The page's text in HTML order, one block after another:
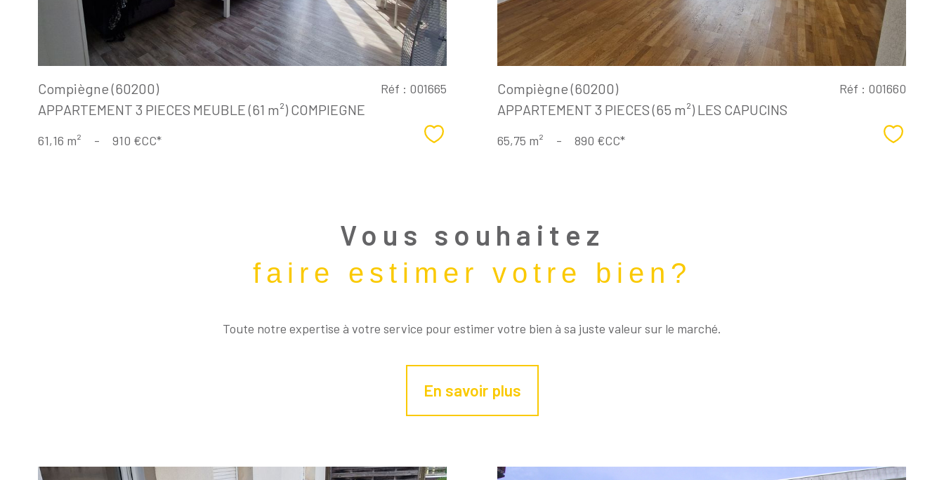
Compiègne (60200)
APPARTEMENT 3 PIECES MEUBLE (61 m²) COMPIEGNE
Réf : 001665
61,16 m² - 910 €CC* Sélectionner
Compiègne (60200)
APPARTEMENT 3 PIECES (65 m²) LES CAPUCINS
Réf : 001660
65,75 m² - 890 €CC*
Vous souhaitez
faire estimer votre bien?
Toute notre expertise à votre service pour estimer votre bien à sa juste valeur sur le marché.
En savoir plus